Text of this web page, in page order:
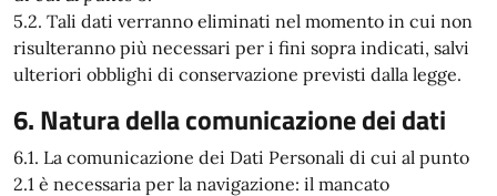
5.2. Tali dati verranno eliminati nel momento in cui non
risulteranno più necessari per i fini sopra indicati, salvi
ulteriori obblighi di conservazione previsti dalla legge.
6. Natura della comunicazione dei dati
6.1. La comunicazione dei Dati Personali di cui al punto
2.1 è necessaria per la navigazione: il mancato